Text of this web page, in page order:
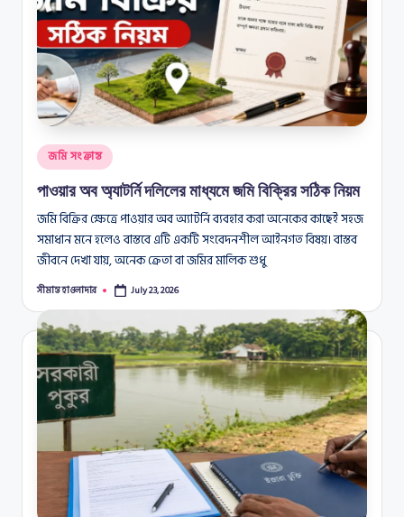
Posted
in
জমি সংক্রান্ত
পাওয়ার অব অ্যাটর্নি দলিলের মাধ্যমে জমি বিক্রির সঠিক নিয়ম
জমি বিক্রির ক্ষেত্রে পাওয়ার অব অ্যাটর্নি ব্যবহার করা অনেকের কাছেই সহজ
সমাধান মনে হলেও বাস্তবে এটি একটি সংবেদনশীল আইনগত বিষয়। বাস্তব
জীবনে দেখা যায়, অনেক ক্রেতা বা জমির মালিক শুধু
Posted
সীমান্ত হাওলাদার July 23, 2026